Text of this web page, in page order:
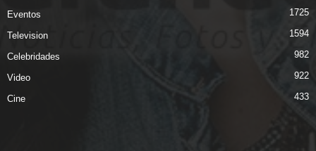
Eventos 1725
Television 1594
Celebridades 982
Video 922
Cine 433